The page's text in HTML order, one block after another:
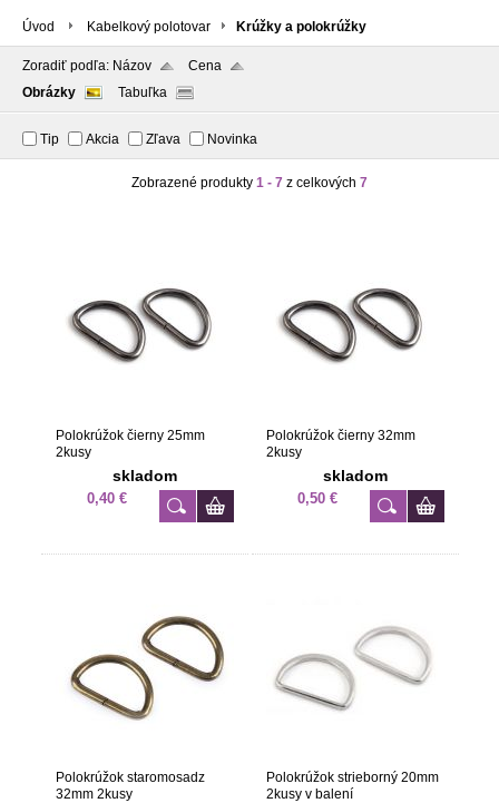
Úvod Kabelkový polotovar Krúžky a polokrúžky
Zoradiť podľa: Názov
Cena
Obrázky
Tabuľka
Tip Akcia Zľava Novinka
Zobrazené produkty 1 - 7 z celkových 7
Polokrúžok čierny 25mm
2kusy
skladom
0,40 €
Polokrúžok čierny 32mm
2kusy
skladom
0,50 €
Polokrúžok staromosadz
32mm 2kusy
Polokrúžok strieborný 20mm
2kusy v balení